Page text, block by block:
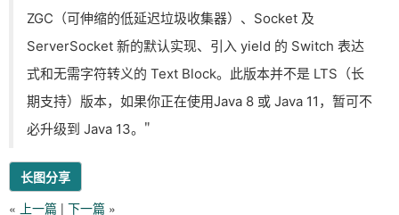
ZGC（可伸缩的低延迟垃圾收集器）、 Socket 及
ServerSocket 新的默认实现、引入 yield 的 Switch 表达
式和无需字符转义的 Text Block。 此版本并不是 LTS（长
期支持）版本， 如果你正在使用Java 8 或 Java 11，暂可不
必升级到 Java 13。 "
长图分享
« 上一篇 | 下一篇 »